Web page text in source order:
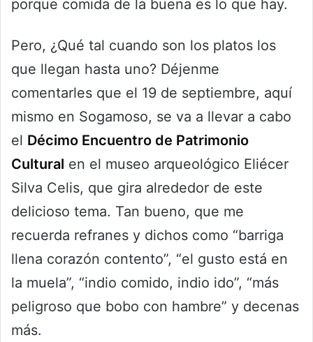
porque comida de la buena es lo que hay.
Pero, ¿Qué tal cuando son los platos los
que llegan hasta uno? Déjenme
comentarles que el 19 de septiembre, aquí
mismo en Sogamoso, se va a llevar a cabo
el Décimo Encuentro de Patrimonio
Cultural en el museo arqueológico Eliécer
Silva Celis, que gira alrededor de este
delicioso tema. Tan bueno, que me
recuerda refranes y dichos como “barriga
llena corazón contento”, “el gusto está en
la muela”, “indio comido, indio ido”, “más
peligroso que bobo con hambre” y decenas
más.